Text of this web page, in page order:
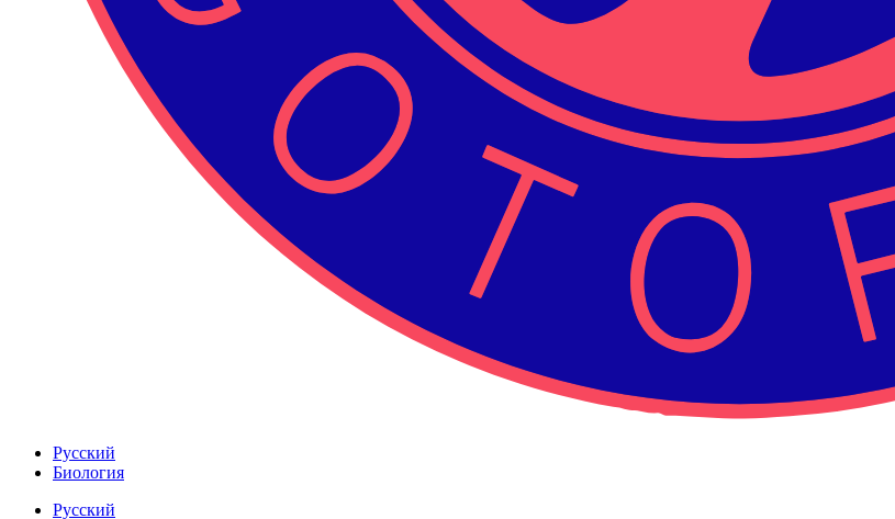
Русский
Биология
Русский